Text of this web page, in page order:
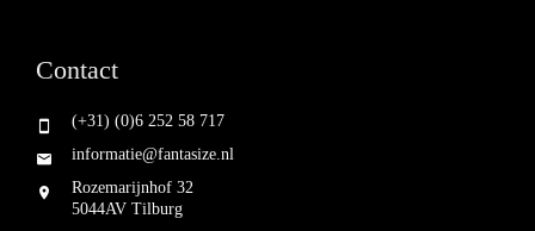
Contact
(+31) (0)6 252 58 717
informatie@fantasize.nl
Rozemarijnhof 32
5044AV Tilburg